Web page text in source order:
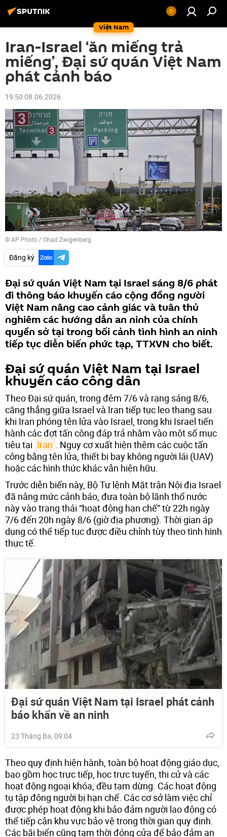
Việt Nam
Iran-Israel ‘ăn miếng trả
miếng’, Đại sứ quán Việt Nam
phát cảnh báo
19:50 08.06.2026
© AP Photo / Ohad Zwigenberg
Đăng ký
Đại sứ quán Việt Nam tại Israel sáng 8/6 phát
đi thông báo khuyến cáo cộng đồng người
Việt Nam nâng cao cảnh giác và tuân thủ
nghiêm các hướng dẫn an ninh của chính
quyền sở tại trong bối cảnh tình hình an ninh
tiếp tục diễn biến phức tạp, TTXVN cho biết.
Đại sứ quán Việt Nam tại Israel
khuyến cáo công dân
Theo Đại sứ quán, trong đêm 7/6 và rạng sáng 8/6,
căng thẳng giữa Israel và Iran tiếp tục leo thang sau
khi Iran phóng tên lửa vào Israel, trong khi Israel tiến
hành các đợt tấn công đáp trả nhằm vào một số mục
tiêu tại Iran
. Nguy cơ xuất hiện thêm các cuộc tấn
công bằng tên lửa, thiết bị bay không người lái (UAV)
hoặc các hình thức khác vẫn hiện hữu.
Trước diễn biến này, Bộ Tư lệnh Mặt trận Nội địa Israel
đã nâng mức cảnh báo, đưa toàn bộ lãnh thổ nước
này vào trạng thái “hoạt động hạn chế” từ 22h ngày
7/6 đến 20h ngày 8/6 (giờ địa phương). Thời gian áp
dụng có thể tiếp tục được điều chỉnh tùy theo tình hình
thực tế.
Đại sứ quán Việt Nam tại Israel phát cảnh
báo khẩn về an ninh
23 Tháng Ba, 09:04
Theo quy định hiện hành, toàn bộ hoạt động giáo dục,
bao gồm học trực tiếp, học trực tuyến, thi cử và các
hoạt động ngoại khóa, đều tạm dừng. Các hoạt động
tụ tập đông người bị hạn chế. Các cơ sở làm việc chỉ
được phép hoạt động khi bảo đảm người lao động có
thể tiếp cận khu vực bảo vệ trong thời gian quy định.
Các bãi biển cũng tạm thời đóng cửa để bảo đảm an